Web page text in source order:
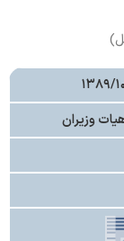
۱۰/۰۵
وزیران